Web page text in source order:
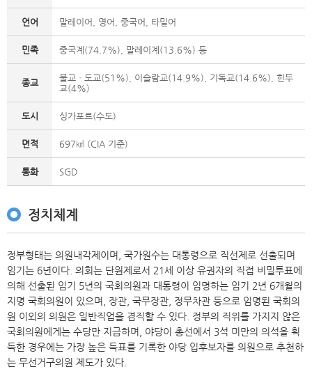
언어 말레이어, 영어, 중국어, 타밀어
민족 중국계(74.7%), 말레이계(13.6%) 등
종교
불교ㆍ도교(51%), 이슬람교(14.9%), 기독교(14.6%), 힌두
교(4%)
도시 싱가포르(수도)
면적 697㎢ (CIA 기준)
통화 SGD
정치체계
정부형태는 의원내각제이며, 국가원수는 대통령으로 직선제로 선출되며
임기는 6년이다. 의회는 단원제로서 21세 이상 유권자의 직접 비밀투표에
의해 선출된 임기 5년의 국회의원과 대통령이 임명하는 임기 2년 6개월의
지명 국회의원이 있으며, 장관, 국무장관, 정무차관 등으로 임명된 국회의
원 이외의 의원은 일반직업을 겸직할 수 있다. 정부의 직위를 가지지 않은
국회의원에게는 수당만 지급하며, 야당이 총선에서 3석 미만의 의석을 획
득한 경우에는 가장 높은 득표를 기록한 야당 입후보자를 의원으로 추천하
는 무선거구의원 제도가 있다.